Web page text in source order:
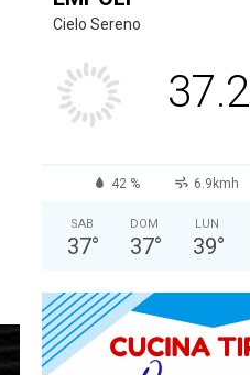
Cielo Sereno
37.2
42 % 6.9kmh
SAB
37°
DOM
37°
LUN
39°